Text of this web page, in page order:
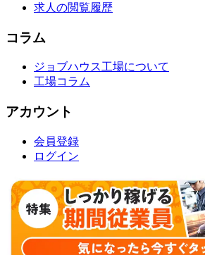
求人の閲覧履歴
コラム
ジョブハウス工場について
工場コラム
アカウント
会員登録
ログイン